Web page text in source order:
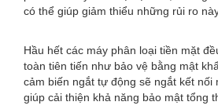
có thể giúp giảm thiểu những rủi ro
Hầu hết các máy phân loại tiền mặt
toàn tiên tiến như bảo vệ bằng mật
cảm biến ngắt tự động sẽ ngắt kết nối
giúp cải thiện khả năng bảo mật tổng